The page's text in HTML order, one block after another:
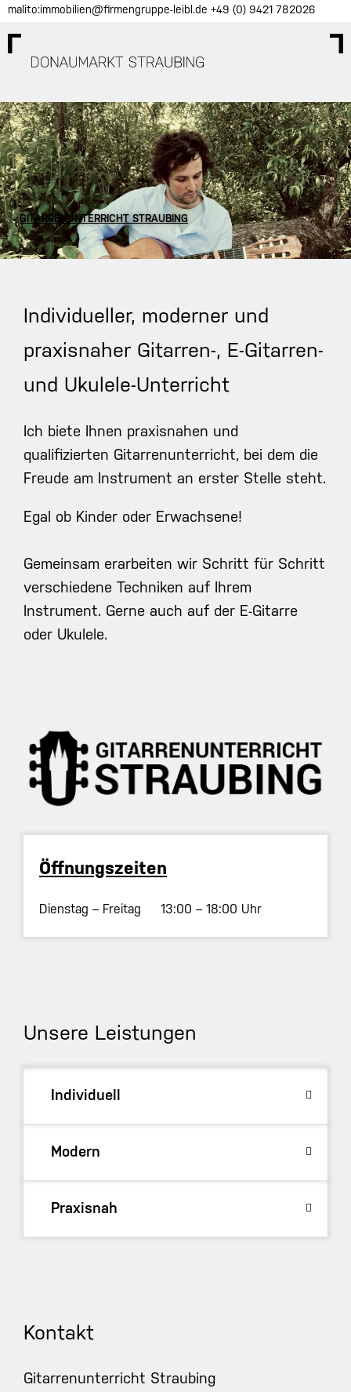
Skip
malito:immobilien@firmengruppe-leibl.de +49 (0) 9421 782026
GITARRENUNTERRICHT STRAUBING
Individueller, moderner und
praxisnaher Gitarren-, E-Gitarren-
und Ukulele-Unterricht
Ich biete Ihnen praxisnahen und
qualifizierten Gitarrenunterricht, bei dem die
Freude am Instrument an erster Stelle steht.
Egal ob Kinder oder Erwachsene!
Gemeinsam erarbeiten wir Schritt für Schritt
verschiedene Techniken auf Ihrem
Instrument. Gerne auch auf der E-Gitarre
oder Ukulele.
Öffnungszeiten
Dienstag – Freitag 13:00 – 18:00 Uhr
Unsere Leistungen
Individuell
Modern
Praxisnah
Kontakt
Gitarrenunterricht Straubing